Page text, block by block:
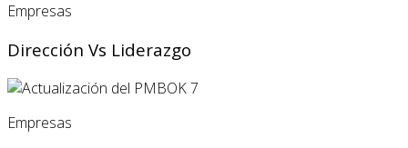
Empresas
Dirección Vs Liderazgo
Empresas